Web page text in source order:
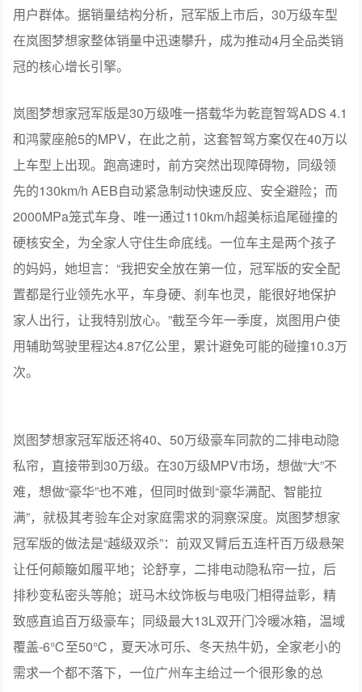
和鸿蒙座舱5的MPV，在此之前，这套智驾方案仅在40万以
上车型上出现。跑高速时，前方突然出现障碍物，同级领
先的130km/h AEB自动紧急制动快速反应、安全避险；而
硬核安全，为全家人守住生命底线。一位车主是两个孩子
的妈妈，她坦言：“我把安全放在第一位，冠军版的安全配
置都是行业领先水平，车身硬、刹车也灵，能很好地保护
家人出行，让我特别放心。”截至今年一季度，岚图用户使
用辅助驾驶里程达4.87亿公里，累计避免可能的碰撞10.3万
次。
岚图梦想家冠军版还将40、50万级豪车同款的二排电动隐
私帘，直接带到30万级。在30万级MPV市场，想做“大”不
难，想做“豪华”也不难，但同时做到“豪华满配、智能拉
满”，就极其考验车企对家庭需求的洞察深度。岚图梦想家
冠军版的做法是“越级双杀”：前双叉臂后五连杆百万级悬架
让任何颠簸如履平地；论舒享，二排电动隐私帘一拉，后
排秒变私密头等舱；斑马木纹饰板与电吸门相得益彰，精